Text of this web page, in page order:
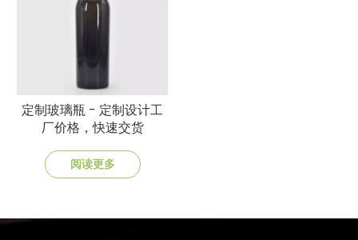
定制玻璃瓶 - 定制设计工
厂价格，快速交货
阅读更多